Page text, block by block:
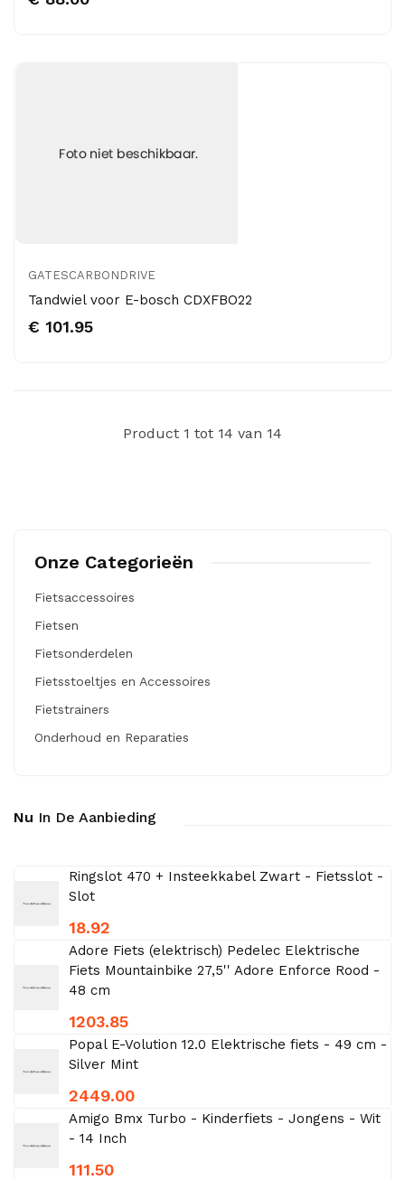
GATESCARBONDRIVE
Tandwiel voor E-bosch CDXFBO22
€ 101.95
Product 1 tot 14 van 14
Onze Categorieën
Fietsaccessoires
Fietsen
Fietsonderdelen
Fietsstoeltjes en Accessoires
Fietstrainers
Onderhoud en Reparaties
Nu In De Aanbieding
Ringslot 470 + Insteekkabel Zwart - Fietsslot -
Slot
18.92
Adore Fiets (elektrisch) Pedelec Elektrische
Fiets Mountainbike 27,5'' Adore Enforce Rood -
48 cm
1203.85
Popal E-Volution 12.0 Elektrische fiets - 49 cm -
Silver Mint
2449.00
Amigo Bmx Turbo - Kinderfiets - Jongens - Wit
- 14 Inch
111.50